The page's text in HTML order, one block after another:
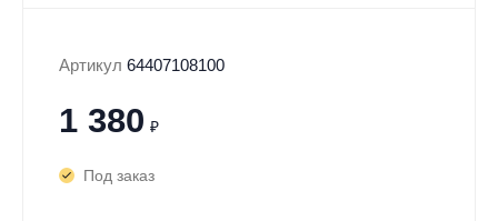
Артикул 64407108100
1 380 ₽
Под заказ